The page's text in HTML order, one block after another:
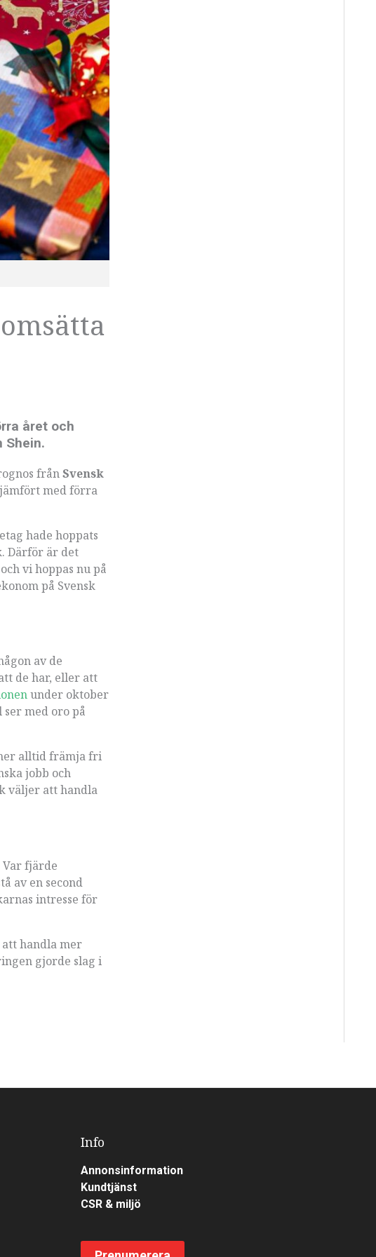
året och
Shein.
frånSvensk
med förra
hade hoppats
Därför är det
vi hoppas nu på
på Svensk
av de
de har, eller att
under oktober
med oro på
alltid främja fri
jobb och
väljer att handla
fjärde
av en second
intresse för
handla mer
gjorde slag i
Info
Annonsinformation
Kundtjänst
CSR & miljö